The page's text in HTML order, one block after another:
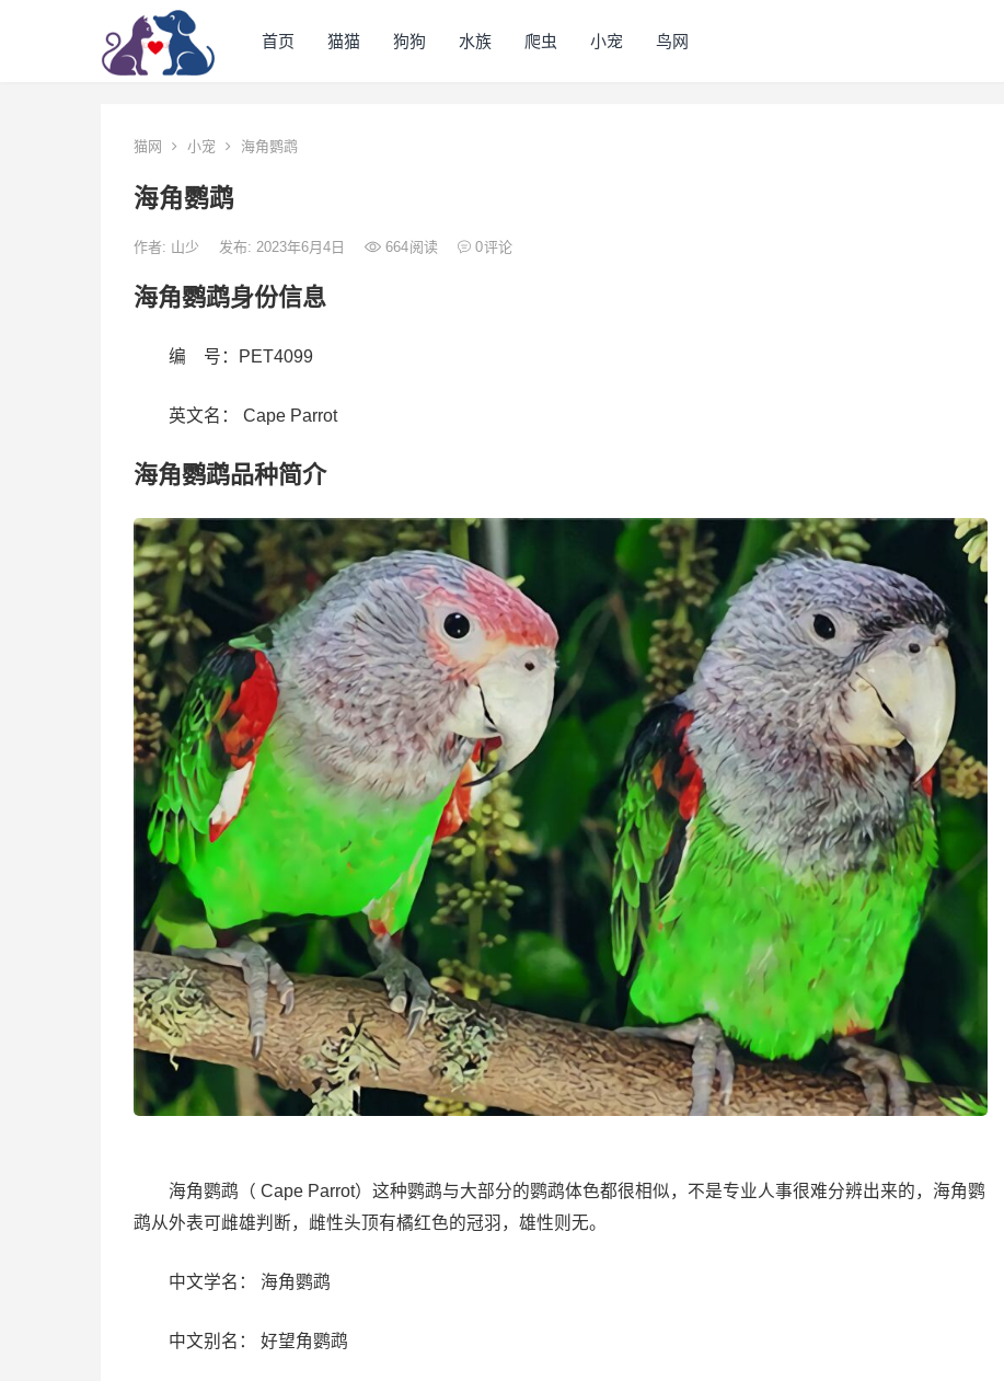
首页 猫猫 狗狗 水族 爬虫 小宠 鸟网
猫网 小宠 海角鹦鹉
海角鹦鹉
作者: 山少 发布: 2023年6月4日 664阅读 0评论
海角鹦鹉身份信息
编 号：PET4099
英文名： Cape Parrot
海角鹦鹉品种简介
海角鹦鹉（ Cape Parrot）这种鹦鹉与大部分的鹦鹉体色都很相似，不是专业人事很难分辨出来的，海角鹦
鹉从外表可雌雄判断，雌性头顶有橘红色的冠羽，雄性则无。
中文学名： 海角鹦鹉
中文别名： 好望角鹦鹉